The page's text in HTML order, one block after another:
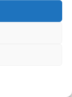
הקוראים
לסוף
שיש למה
ומעניין